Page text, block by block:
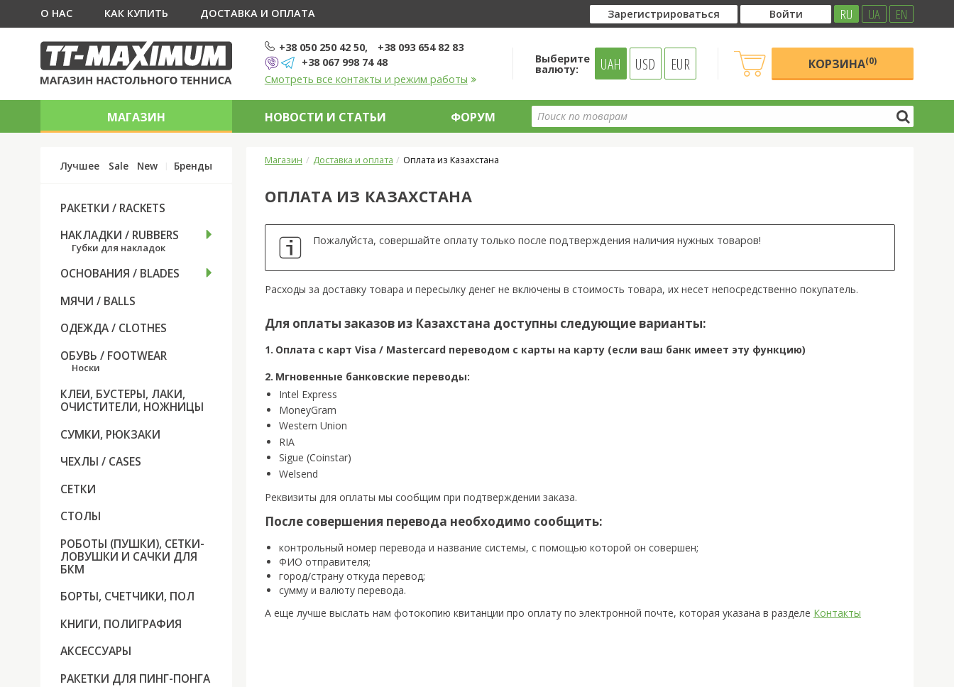
О НАС КАК КУПИТЬ ДОСТАВКА И ОПЛАТА Зарегистрироваться Войти RU UA EN
+38 050 250 42 50
+38 093 654 82 83
+38 067 998 74 48
Смотреть все контакты и режим работы
Выберите
валюту: UAH USD EUR КОРЗИНА(0)
МАГАЗИН НОВОСТИ И СТАТЬИ ФОРУМ
Лучшее Sale New Бренды
РАКЕТКИ / RACKETS
НАКЛАДКИ / RUBBERS
Губки для накладок
ОСНОВАНИЯ / BLADES
МЯЧИ / BALLS
ОДЕЖДА / CLOTHES
ОБУВЬ / FOOTWEAR
Носки
КЛЕИ, БУСТЕРЫ, ЛАКИ,
ОЧИСТИТЕЛИ, НОЖНИЦЫ
СУМКИ, РЮКЗАКИ
ЧЕХЛЫ / CASES
СЕТКИ
СТОЛЫ
РОБОТЫ (ПУШКИ), СЕТКИ-
ЛОВУШКИ И САЧКИ ДЛЯ
БКМ
БОРТЫ, СЧЕТЧИКИ, ПОЛ
КНИГИ, ПОЛИГРАФИЯ
АКСЕССУАРЫ
РАКЕТКИ ДЛЯ ПИНГ-ПОНГА
Магазин Доставка и оплата Оплата из Казахстана
ОПЛАТА ИЗ КАЗАХСТАНА
Пожалуйста, совершайте оплату только после подтверждения наличия нужных товаров!
Расходы за доставку товара и пересылку денег не включены в стоимость товара, их несет непосредственно покупатель.
Для оплаты заказов из Казахстана доступны следующие варианты:
Оплата с карт Visa / Mastercard переводом с карты на карту (если ваш банк имеет эту функцию)
Мгновенные банковские переводы:
Intel Express
MoneyGram
Western Union
RIA
Sigue (Coinstar)
Welsend
Реквизиты для оплаты мы сообщим при подтверждении заказа.
После совершения перевода необходимо сообщить:
контрольный номер перевода и название системы, с помощью которой он совершен;
ФИО отправителя;
город/страну откуда перевод;
сумму и валюту перевода.
А еще лучше выслать нам фотокопию квитанции про оплату по электронной почте, которая указана в разделе Контакты